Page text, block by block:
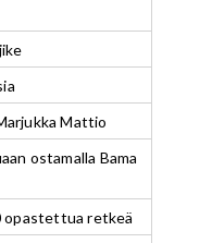
Mattio
ostamalla Bama
opastettua retkeä